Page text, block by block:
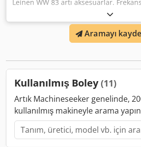
Leinen WW 83 artı aksesuarlar.
kademesiz. Resimlere göre çok sayıda
durumda. Tüm parçalar yeni gibi.
(gösterilmemiştir) da teklifin bir
bir harici taşlama tahriki (ayrıca
Aramayı
Kullanılmış Boley(11)
Artık Machineseeker genelinde,
kullanılmış makineyle arama